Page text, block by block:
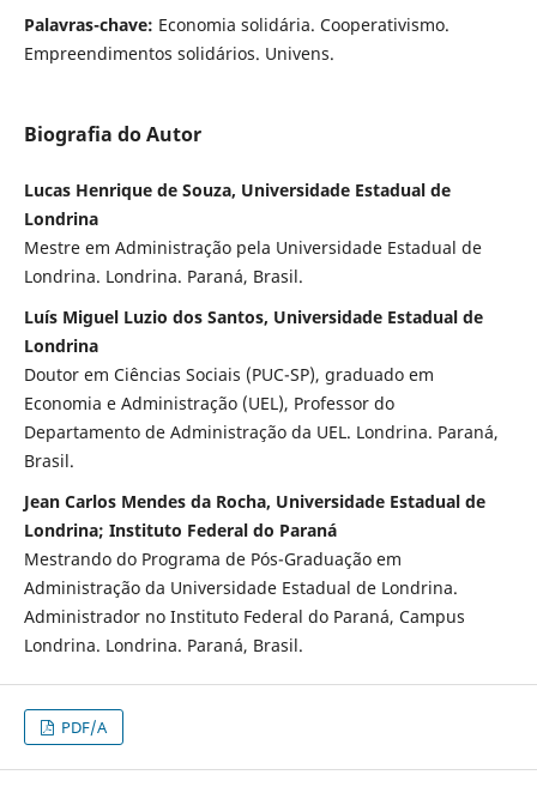
Palavras-chave: Economia solidária. Cooperativismo.
Empreendimentos solidários. Univens.
Biografia do Autor
Lucas Henrique de Souza, Universidade Estadual de
Londrina
Mestre em Administração pela Universidade Estadual de
Londrina. Londrina. Paraná, Brasil.
Luís Miguel Luzio dos Santos, Universidade Estadual de
Londrina
Doutor em Ciências Sociais (PUC-SP), graduado em
Economia e Administração (UEL), Professor do
Departamento de Administração da UEL. Londrina. Paraná,
Brasil.
Jean Carlos Mendes da Rocha, Universidade Estadual de
Londrina; Instituto Federal do Paraná
Mestrando do Programa de Pós-Graduação em
Administração da Universidade Estadual de Londrina.
Administrador no Instituto Federal do Paraná, Campus
Londrina. Londrina. Paraná, Brasil.
PDF/A